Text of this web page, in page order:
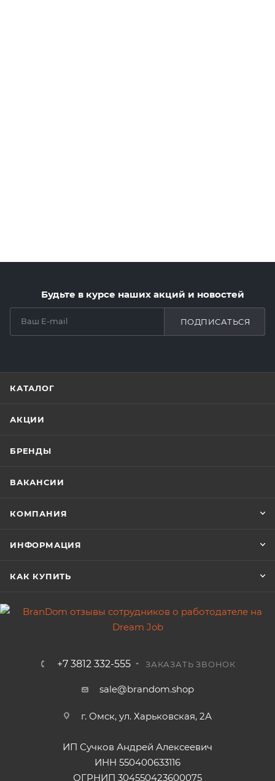
Будьте в курсе наших акций и новостей
ПОДПИСАТЬСЯ
КАТАЛОГ
АКЦИИ
БРЕНДЫ
ВАКАНСИИ
КОМПАНИЯ
ИНФОРМАЦИЯ
КАК КУПИТЬ
+7 3812 332-555 ЗАКАЗАТЬ ЗВОНОК
sale@brandom.shop
г. Омск, ул. Харьковская, 2А
ИП Сучков Андрей Алексеевич
ИНН 550400633116
ОГРНИП 304550423600075